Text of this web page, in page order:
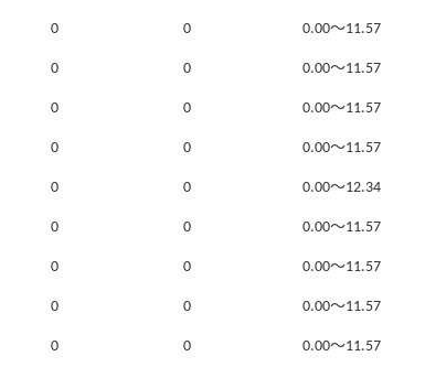
0 0 0.00～11.57
0 0 0.00～11.57
0 0 0.00～11.57
0 0 0.00～11.57
0 0 0.00～12.34
0 0 0.00～11.57
0 0 0.00～11.57
0 0 0.00～11.57
0 0 0.00～11.57